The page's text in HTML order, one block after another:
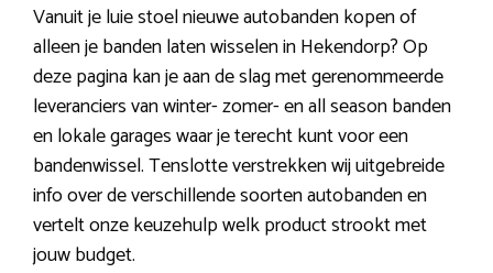
Vanuit je luie stoel nieuwe autobanden kopen of
alleen je banden laten wisselen in Hekendorp? Op
deze pagina kan je aan de slag met gerenommeerde
leveranciers van winter- zomer- en all season banden
en lokale garages waar je terecht kunt voor een
bandenwissel. Tenslotte verstrekken wij uitgebreide
info over de verschillende soorten autobanden en
vertelt onze keuzehulp welk product strookt met
jouw budget.